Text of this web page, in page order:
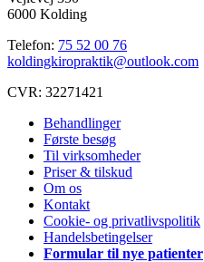
6000 Kolding
Telefon: 75 52 00 76
koldingkiropraktik@outlook.com
CVR: 32271421
Behandlinger
Første besøg
Til virksomheder
Priser & tilskud
Om os
Kontakt
Cookie- og privatlivspolitik
Handelsbetingelser
Formular til nye patienter